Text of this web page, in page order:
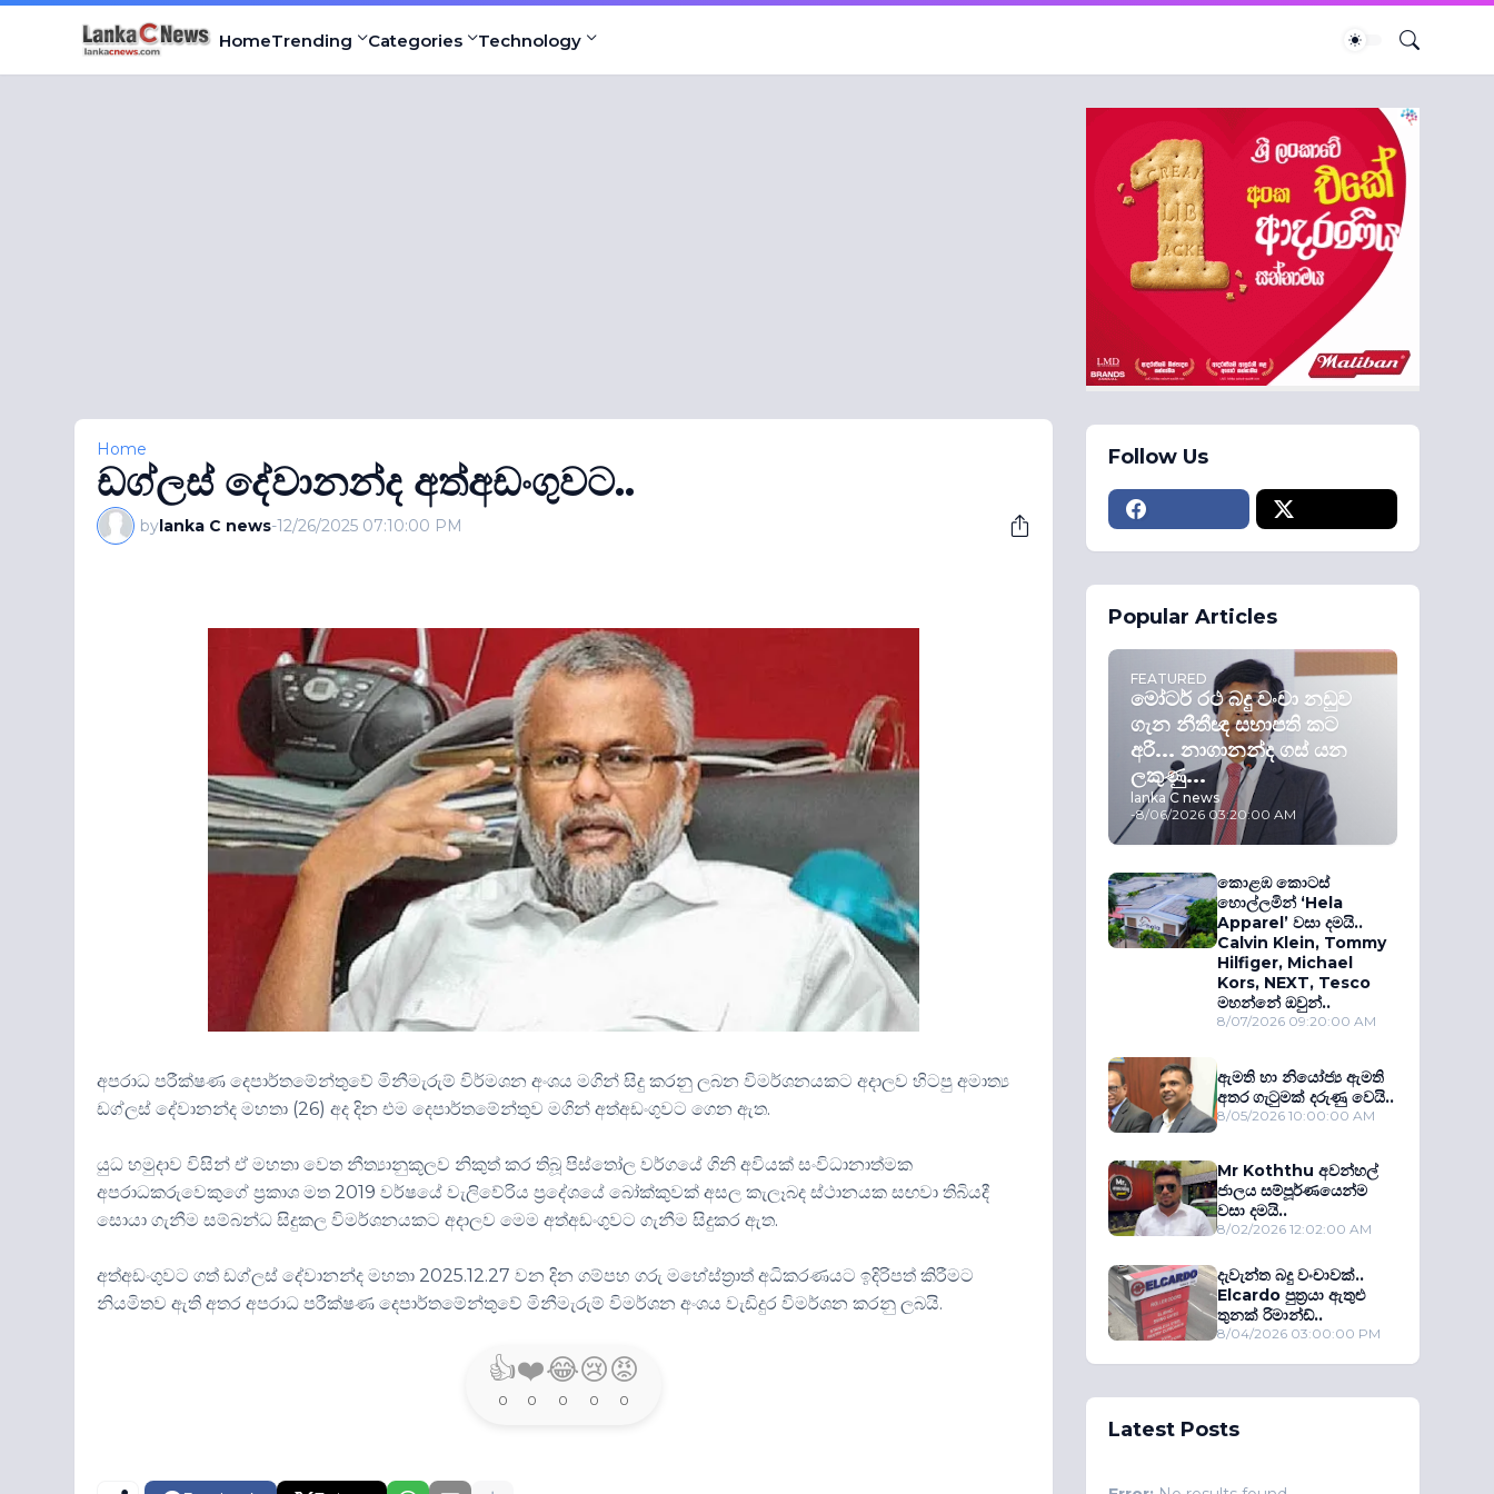
HomeTrending Categories Technology
Home
ඩග්ලස් දේවානන්ද අත්අඩංගුවට..
bylanka C news-12/26/2025 07:10:00 PM
අපරාධ පරීක්ෂණ දෙපාර්තමේන්තුවේ මිනීමැරුම් විර්මශන අංශය මගින් සිදු කරනු ලබන විමර්ශනයකට අදාලව හිටපු අමාත්‍ය
ඩග්ලස් දේවානන්ද මහතා (26) අද දින එම දෙපාර්‌තමේන්තුව මගින් අත්අඩංගුවට ගෙන ඇත.
යුධ හමුදාව විසින් ඒ මහතා වෙත නීත්‍යානුකූලව නිකුත් කර තිබූ පිස්තෝල වර්ගයේ ගිනි අවියක් සංවිධානාත්මක
අපරාධකරුවෙකුගේ ප්‍රකාශ මත 2019 වර්ෂයේ වැලිවේරිය ප්‍රදේශයේ බෝක්කුවක් අසල කැලෑබද ස්ථානයක සඟවා තිබියදී
සොයා ගැනීම සම්බන්ධ සිදුකල විමර්ශනයකට අදාලව මෙම අත්අඩංගුවට ගැනීම සිදුකර ඇත.
අත්අඩංගුවට ගත් ඩග්ලස් දේවානන්ද මහතා 2025.12.27 වන දින ගම්පහ ගරු මහේස්ත්‍රාත් අධිකරණයට ඉදිරිපත් කිරීමට
නියමිතව ඇති අතර අපරාධ පරීක්ෂණ දෙපාර්‌තමේන්තුවේ මිනීමැරුම් විමර්ශන අංශය වැඩිදුර විමර්ශන කරනු ලබයි.
👍
0
❤️
0
😂
0
😢
0
😡
0
Follow Us
Popular Articles
FEATURED
මෝටර් රථ බදු වංචා නඩුව
ගැන නීතීඥ සභාපති කට
අරී... නාගානන්ද ගස් යන
ලකුණු...
lanka C news
-8/06/2026 03:20:00 AM
කොළඹ කොටස්
හොල්ලමින් ‘Hela
Apparel’ වසා දමයි..
Calvin Klein, Tommy
Hilfiger, Michael
Kors, NEXT, Tesco
මහන්නේ ඔවුන්..
8/07/2026 09:20:00 AM
ඇමති හා නියෝජ්‍ය ඇමති
අතර ගැටුමක් දරුණු වෙයි..
8/05/2026 10:00:00 AM
Mr Koththu අවන්හල්
ජාලය සම්පූර්ණයෙන්ම
වසා දමයි..
8/02/2026 12:02:00 AM
දැවැන්ත බදු වංචාවක්..
Elcardo පුත‍්‍රයා ඇතුළු
තුනක් රිමාන්ඩ්..
8/04/2026 03:00:00 PM
Latest Posts